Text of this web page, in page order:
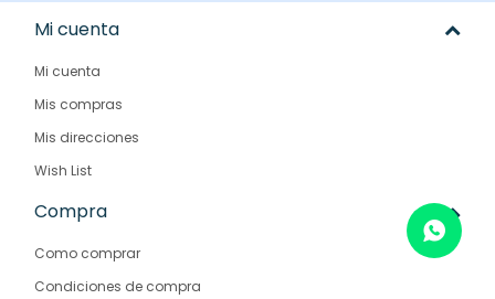
Mi cuenta
Mi cuenta
Mis compras
Mis direcciones
Wish List
Compra
Como comprar
Condiciones de compra